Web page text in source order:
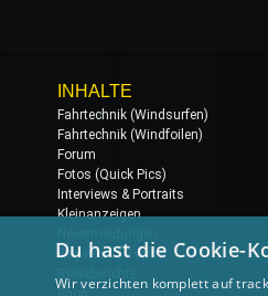
INHALTE
Fahrtechnik (Windsurfen)
Fahrtechnik (Windfoilen)
Forum
Fotos (Quick Pics)
Interviews & Portraits
Kleinanzeigen
Regatten & Events
Du hast die Cookie-
Wir verzichten komplett auf